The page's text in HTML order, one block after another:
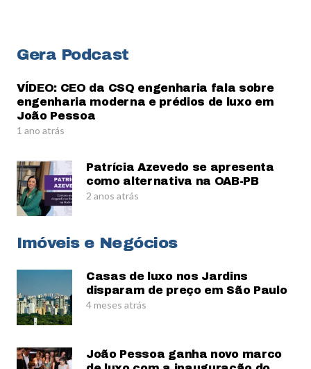
Gera Podcast
VÍDEO: CEO da CSQ engenharia fala sobre
engenharia moderna e prédios de luxo em
João Pessoa
1 ano atrás
Patrícia Azevedo se apresenta
como alternativa na OAB-PB
2 anos atrás
Imóveis e Negócios
Casas de luxo nos Jardins
disparam de preço em São Paulo
4 meses atrás
João Pessoa ganha novo marco